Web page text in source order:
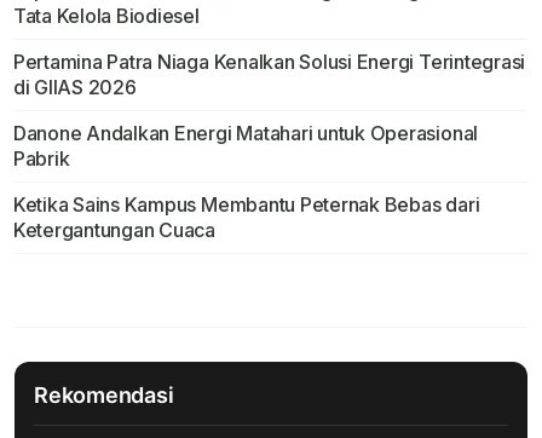
Tata Kelola Biodiesel
Pertamina Patra Niaga Kenalkan Solusi Energi Terintegrasi
di GIIAS 2026
Danone Andalkan Energi Matahari untuk Operasional
Pabrik
Ketika Sains Kampus Membantu Peternak Bebas dari
Ketergantungan Cuaca
Rekomendasi